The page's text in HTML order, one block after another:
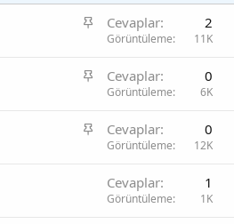
S
i
Cevaplar 2
Görüntüleme 11K
S
i
Cevaplar 0
Görüntüleme 6K
S
Cevaplar 0
Görüntüleme 12K
Cevaplar 1
Görüntüleme 1K